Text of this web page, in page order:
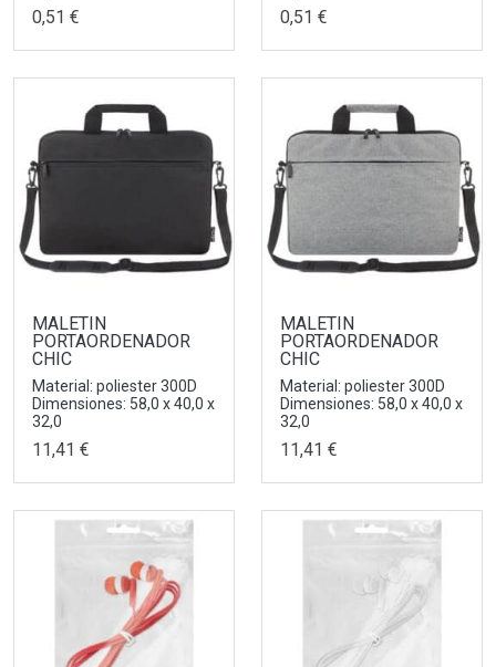
0,51 € 0,51 €
MALETIN
PORTAORDENADOR
CHIC
Material: poliester 300D
Dimensiones: 58,0 x 40,0 x
32,0
11,41 €
MALETIN
PORTAORDENADOR
CHIC
Material: poliester 300D
Dimensiones: 58,0 x 40,0 x
32,0
11,41 €